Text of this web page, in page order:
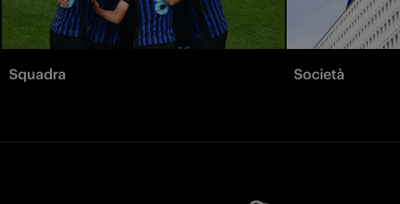
Squadra Società